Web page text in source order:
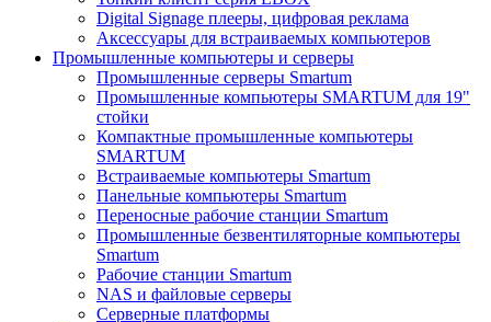
Digital Signage плееры, цифровая реклама
Аксессуары для встраиваемых компьютеров
Промышленные компьютеры и серверы
Промышленные серверы Smartum
Промышленные компьютеры SMARTUM для 19"
стойки
Компактные промышленные компьютеры
SMARTUM
Встраиваемые компьютеры Smartum
Панельные компьютеры Smartum
Переносные рабочие станции Smartum
Промышленные безвентиляторные компьютеры
Smartum
Рабочие станции Smartum
NAS и файловые серверы
Серверные платформы